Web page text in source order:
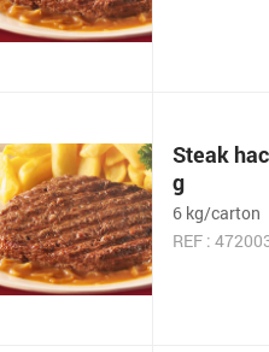
Steak
g
6 kg/carton
REF :